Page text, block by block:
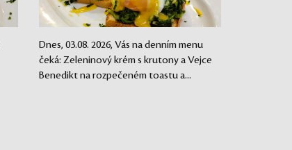
Dnes, 03.08. 2026, Vás na denním menu
čeká: Zeleninový krém s krutony a Vejce
Benedikt na rozpečeném toastu a...